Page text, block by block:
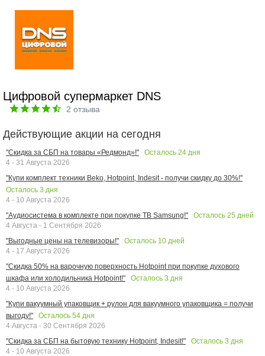
Цифровой супермаркет DNS
2 отзыва
Действующие акции на сегодня
"Скидка за СБП на товары «Редмонд»!" Осталось 24 дня
4 - 31 Августа 2026
"Купи комплект техники Beko, Hotpoint, Indesit - получи скидку до 30%!"
Осталось 3 дня
4 - 10 Августа 2026
"Аудиосистема в комплекте при покупке ТВ Samsung!"
Осталось 25 дней
4 Августа - 1 Сентября 2026
"Выгодные цены на телевизоры!"
Осталось 10 дней
4 - 17 Августа 2026
"Скидка 50% на варочную поверхность Hotpoint при покупке духового
шкафа или холодильника Hotpoint!"
Осталось 3 дня
4 - 10 Августа 2026
"Купи вакуумный упаковщик + рулон для вакуумного упаковщика = получи
выгоду!"
Осталось 54 дня
4 Августа - 30 Сентября 2026
"Скидка за СБП на бытовую технику Hotpoint, Indesit!"
Осталось 3 дня
4 - 10 Августа 2026